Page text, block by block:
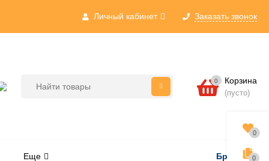
Личный кабинет Заказать звонок
0 Корзина
(пусто)
Бренды
Еще
0
0